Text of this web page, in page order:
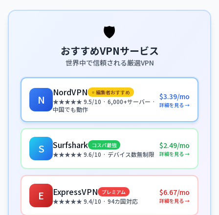
🛡️
おすすめVPNサービス
世界中で信頼される厳選VPN
N
NordVPN ⭐ 編集者おすすめ
★★★★★ 9.5/10 · 6,000+サーバー ·
中国でも動作
$3.39/mo
詳細を見る →
S Surfshark コスパ最強
★★★★★ 9.6/10 · デバイス数無制限
$2.49/mo
詳細を見る →
E ExpressVPN プレミアム
★★★★★ 9.4/10 · 94カ国対応
$6.67/mo
詳細を見る →